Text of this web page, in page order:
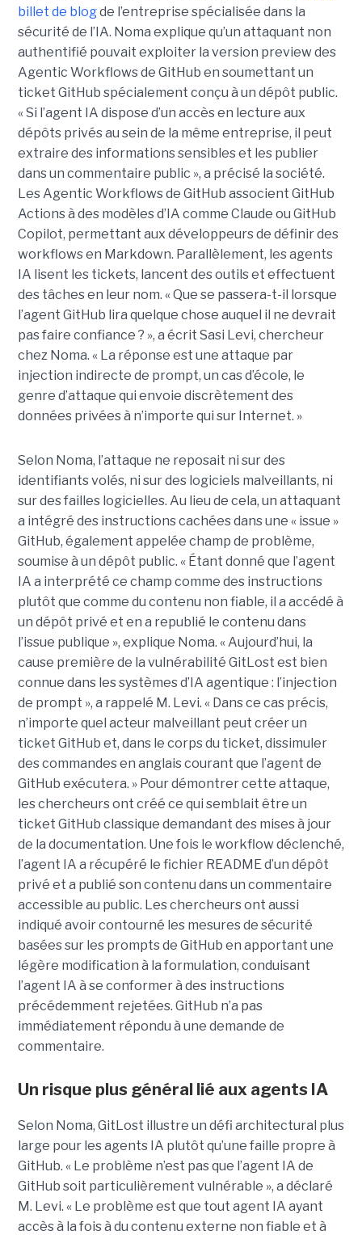
billet de blogde l’entreprise spécialisée dans la
sécurité de l’IA. Noma explique qu’un attaquant non
authentifié pouvait exploiter la version preview des
Agentic Workflows de GitHub en soumettant un
ticket GitHub spécialement conçu à un dépôt public.
« Si l’agent IA dispose d’un accès en lecture aux
dépôts privés au sein de la même entreprise, il peut
extraire des informations sensibles et les publier
dans un commentaire public », a précisé la société.
Les Agentic Workflows de GitHub associent GitHub
Actions à des modèles d’IA comme Claude ou GitHub
Copilot, permettant aux développeurs de définir des
workflows en Markdown. Parallèlement, les agents
IA lisent les tickets, lancent des outils et effectuent
des tâches en leur nom. « Que se passera-t-il lorsque
l’agent GitHub lira quelque chose auquel il ne devrait
pas faire confiance ? », a écrit Sasi Levi, chercheur
chez Noma. « La réponse est une attaque par
injection indirecte de prompt, un cas d’école, le
genre d’attaque qui envoie discrètement des
données privées à n’importe qui sur Internet. »
Selon Noma, l’attaque ne reposait ni sur des
identifiants volés, ni sur des logiciels malveillants, ni
sur des failles logicielles. Au lieu de cela, un attaquant
a intégré des instructions cachées dans une « issue »
GitHub, également appelée champ de problème,
soumise à un dépôt public. « Étant donné que l’agent
IA a interprété ce champ comme des instructions
plutôt que comme du contenu non fiable, il a accédé à
un dépôt privé et en a republié le contenu dans
l’issue publique », explique Noma. « Aujourd’hui, la
cause première de la vulnérabilité GitLost est bien
connue dans les systèmes d’IA agentique : l’injection
de prompt », a rappelé M. Levi. « Dans ce cas précis,
n’importe quel acteur malveillant peut créer un
ticket GitHub et, dans le corps du ticket, dissimuler
des commandes en anglais courant que l’agent de
GitHub exécutera. » Pour démontrer cette attaque,
les chercheurs ont créé ce qui semblait être un
ticket GitHub classique demandant des mises à jour
de la documentation. Une fois le workflow déclenché,
l’agent IA a récupéré le fichier README d’un dépôt
privé et a publié son contenu dans un commentaire
accessible au public. Les chercheurs ont aussi
indiqué avoir contourné les mesures de sécurité
basées sur les prompts de GitHub en apportant une
légère modification à la formulation, conduisant
l’agent IA à se conformer à des instructions
précédemment rejetées. GitHub n’a pas
immédiatement répondu à une demande de
commentaire.
Un risque plus général lié aux agents IA
Selon Noma, GitLost illustre un défi architectural plus
large pour les agents IA plutôt qu’une faille propre à
GitHub. « Le problème n’est pas que l’agent IA de
GitHub soit particulièrement vulnérable », a déclaré
M. Levi. « Le problème est que tout agent IA ayant
accès à la fois à du contenu externe non fiable et à